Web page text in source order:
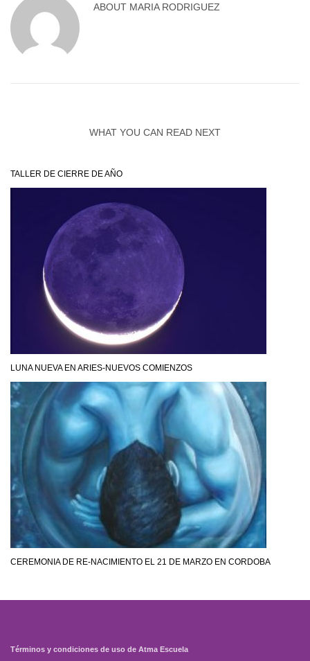
ABOUT MARIA RODRIGUEZ
WHAT YOU CAN READ NEXT
TALLER DE CIERRE DE AÑO
LUNA NUEVA EN ARIES-NUEVOS COMIENZOS
CEREMONIA DE RE-NACIMIENTO EL 21 DE MARZO EN CORDOBA
Términos y condiciones de uso de Atma Escuela